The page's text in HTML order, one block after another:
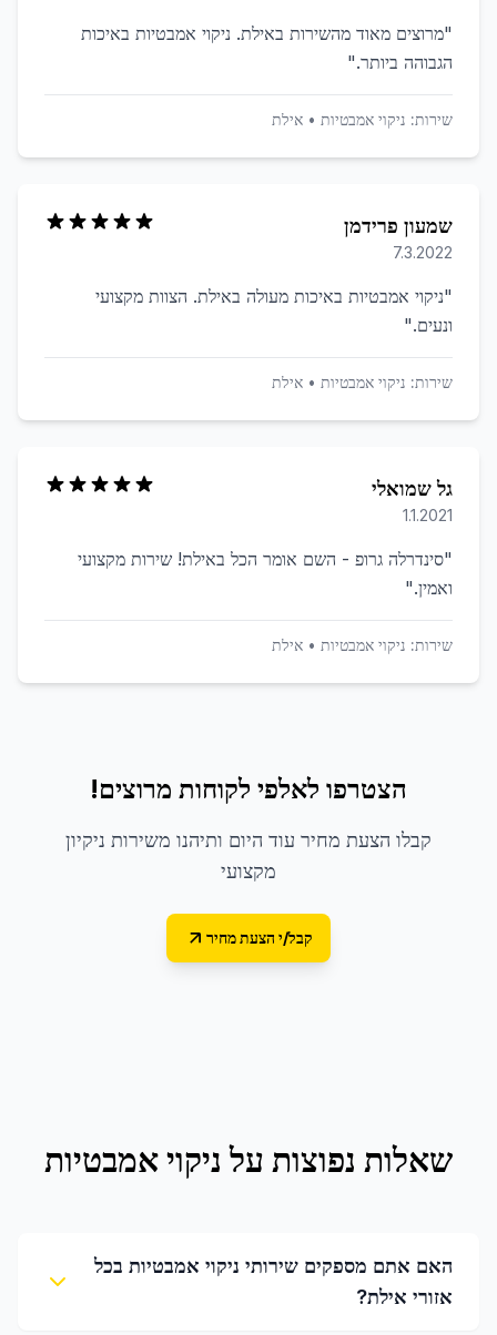
"מרוצים מאוד מהשירות באילת. ניקוי אמבטיות באיכות
הגבוהה ביותר."
שירות: ניקוי אמבטיות • אילת
שמעון פרידמן
7.3.2022
"ניקוי אמבטיות באיכות מעולה באילת. הצוות מקצועי
ונעים."
שירות: ניקוי אמבטיות • אילת
גל שמואלי
1.1.2021
"סינדרלה גרופ - השם אומר הכל באילת! שירות מקצועי
ואמין."
שירות: ניקוי אמבטיות • אילת
הצטרפו לאלפי לקוחות מרוצים!
קבלו הצעת מחיר עוד היום ותיהנו משירות ניקיון
מקצועי
קבל/י הצעת מחיר
שאלות נפוצות על ניקוי אמבטיות
האם אתם מספקים שירותי ניקוי אמבטיות בכל
אזורי אילת?